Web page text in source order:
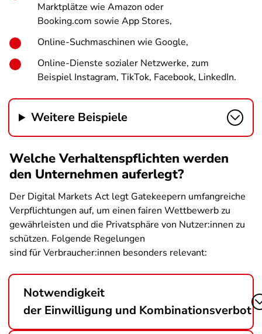
Marktplätze wie Amazon oder
Booking.com sowie App Stores,
Online-Suchmaschinen wie Google,
Online-Dienste sozialer Netzwerke, zum
Beispiel Instagram, TikTok, Facebook, LinkedIn.
Weitere Beispiele
Welche Verhaltenspflichten werden
den Unternehmen auferlegt?
Der Digital Markets Act legt Gatekeepern umfangreiche
Verpflichtungen auf, um einen fairen Wettbewerb zu
gewährleisten und die Privatsphäre von Nutzer:innen zu
schützen. Folgende Regelungen
sind für Verbraucher:innen besonders relevant:
Notwendigkeit
der Einwilligung und Kombinationsverbot